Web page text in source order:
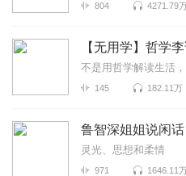
804 4271.79
【无用学】哲学
不是用哲学解读生活
145 182.11万
鲁智深姐姐说闲话
灵光、思想和柔情
971 1646.11